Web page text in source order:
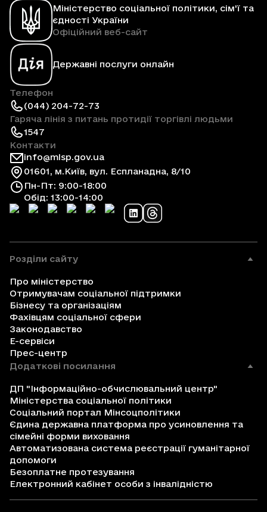
Міністерство соціальної політики, сім'ї та
єдності України
Офіційний веб-сайт
Державні послуги онлайн
Телефон
(044) 204-72-73
Гаряча лінія з питань протидії торгівлі людьми
1547
Контакти
info@mlsp.gov.ua
01601, м.Київ, вул. Еспланадна, 8/10
Пн-Пт: 9:00-18:00
Обід: 13:00-14:00
Розділи сайту
Про міністерство
Отримувачам соціальної підтримки
Бізнесу та організаціям
Фахівцям соціальної сфери
Законодавство
Е-сервіси
Прес-центр
Додаткові посилання
ДП "Інформаційно-обчислювальний центр"
Міністерства соціальної політики
Соціальний портал Мінсоцполітики
Єдина державна платформа про усиновлення та
сімейні форми виховання
Автоматизована система реєстрації гуманітарної
допомоги
Безоплатне протезування
Електронний кабінет особи з інвалідністю